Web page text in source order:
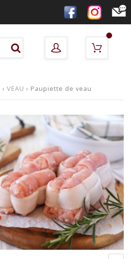
›VEAU › Paupiette de veau